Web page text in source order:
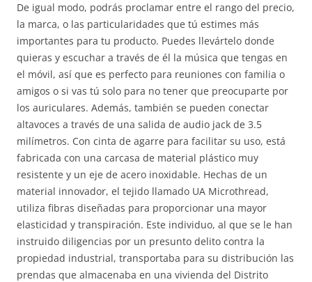
De igual modo, podrás proclamar entre el rango del precio,
la marca, o las particularidades que tú estimes más
importantes para tu producto. Puedes llevártelo donde
quieras y escuchar a través de él la música que tengas en
el móvil, así que es perfecto para reuniones con familia o
amigos o si vas tú solo para no tener que preocuparte por
los auriculares. Además, también se pueden conectar
altavoces a través de una salida de audio jack de 3.5
milímetros. Con cinta de agarre para facilitar su uso, está
fabricada con una carcasa de material plástico muy
resistente y un eje de acero inoxidable. Hechas de un
material innovador, el tejido llamado UA Microthread,
utiliza fibras diseñadas para proporcionar una mayor
elasticidad y transpiración. Este individuo, al que se le han
instruido diligencias por un presunto delito contra la
propiedad industrial, transportaba para su distribución las
prendas que almacenaba en una vivienda del Distrito